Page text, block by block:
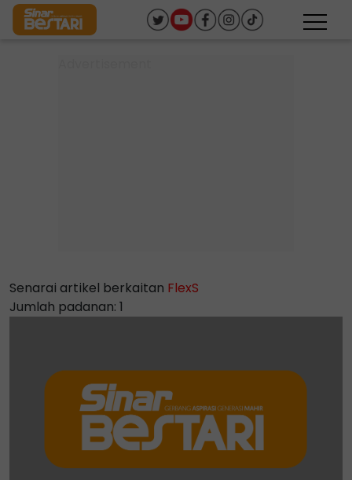
Senarai artikel berkaitan FlexS
Jumlah padanan: 1